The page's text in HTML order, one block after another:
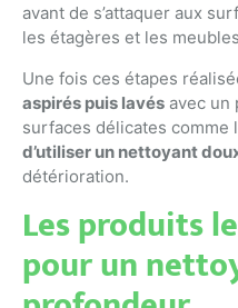
avant de s’attaquer aux
les étagères et les
Une fois ces étapes
aspirés puis lavés avec un
surfaces délicates comme
d’utiliser un nettoyant
détérioration.
Les produits
pour un